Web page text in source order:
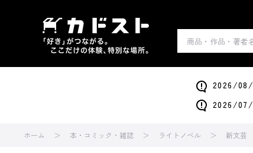
2026/08/
2026/07/
ホーム 本・コミック・雑誌 ライトノベル 新文芸